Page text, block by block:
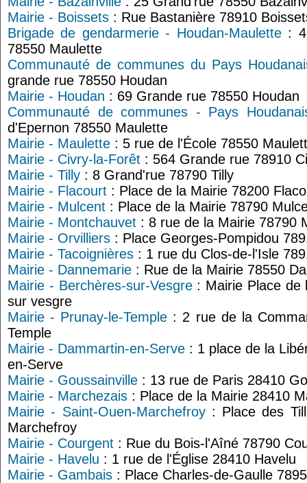
Mairie - Boissets : Rue Bastanière 78910
Brigade de gendarmerie - Houdan-Maulette:
78550 Maulette
Communauté de communes du Pays
grande rue 78550 Houdan
Mairie - Houdan : 69 Grande rue 78550 Houdan
Communauté de communes - Pays
d'Epernon 78550 Maulette
Mairie - Maulette : 5 rue de l'École 78550
Mairie - Civry-la-Forêt : 564 Grande rue 78910
Mairie - Tilly : 8 Grand'rue 78790 Tilly
Mairie - Flacourt : Place de la Mairie 78200
Mairie - Mulcent : Place de la Mairie 78790
Mairie - Montchauvet : 8 rue de la Mairie 78790
Mairie - Orvilliers : Place Georges-Pompidou
Mairie - Tacoignières : 1 rue du Clos-de-l'Isle
Mairie - Dannemarie : Rue de la Mairie 78550
Mairie - Berchères-sur-Vesgre: Mairie Place de
sur vesgre
Mairie - Prunay-le-Temple : 2 rue de la
Temple
Mairie - Dammartin-en-Serve : 1 place de la
en-Serve
Mairie - Goussainville : 13 rue de Paris 28410
Mairie - Marchezais : Place de la Mairie 28410
Mairie - Saint-Ouen-Marchefroy: Place des
Marchefroy
Mairie - Courgent : Rue du Bois-l'Aîné 78790
Mairie - Havelu : 1 rue de l'Église 28410 Havelu
Mairie - Gambais : Place Charles-de-Gaulle